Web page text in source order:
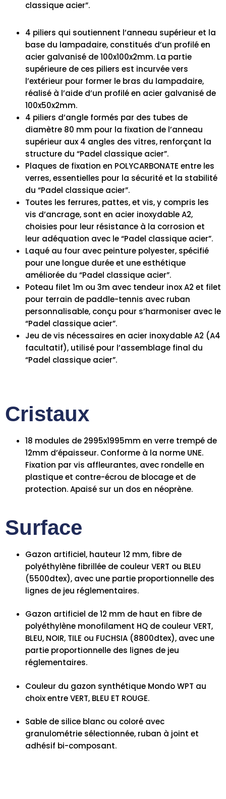
classique acier”.
4 piliers qui soutiennent l’anneau supérieur et la
base du lampadaire, constitués d’un profilé en
acier galvanisé de 100x100x2mm. La partie
supérieure de ces piliers est incurvée vers
l’extérieur pour former le bras du lampadaire,
réalisé à l’aide d’un profilé en acier galvanisé de
100x50x2mm.
4 piliers d’angle formés par des tubes de
diamètre 80 mm pour la fixation de l’anneau
supérieur aux 4 angles des vitres, renforçant la
structure du “Padel classique acier”.
Plaques de fixation en POLYCARBONATE entre les
verres, essentielles pour la sécurité et la stabilité
du “Padel classique acier”.
Toutes les ferrures, pattes, et vis, y compris les
vis d’ancrage, sont en acier inoxydable A2,
choisies pour leur résistance à la corrosion et
leur adéquation avec le “Padel classique acier”.
Laqué au four avec peinture polyester, spécifié
pour une longue durée et une esthétique
améliorée du “Padel classique acier”.
Poteau filet 1m ou 3m avec tendeur inox A2 et filet
pour terrain de paddle-tennis avec ruban
personnalisable, conçu pour s’harmoniser avec le
“Padel classique acier”.
Jeu de vis nécessaires en acier inoxydable A2 (A4
facultatif), utilisé pour l’assemblage final du
“Padel classique acier”.
Cristaux
18 modules de 2995x1995mm en verre trempé de
12mm d’épaisseur. Conforme à la norme UNE.
Fixation par vis affleurantes, avec rondelle en
plastique et contre-écrou de blocage et de
protection. Apaisé sur un dos en néoprène.
Surface
Gazon artificiel, hauteur 12 mm, fibre de
polyéthylène fibrillée de couleur VERT ou BLEU
(5500dtex), avec une partie proportionnelle des
lignes de jeu réglementaires.
Gazon artificiel de 12 mm de haut en fibre de
polyéthylène monofilament HQ de couleur VERT,
BLEU, NOIR, TILE ou FUCHSIA (8800dtex), avec une
partie proportionnelle des lignes de jeu
réglementaires.
Couleur du gazon synthétique Mondo WPT au
choix entre VERT, BLEU ET ROUGE.
Sable de silice blanc ou coloré avec
granulométrie sélectionnée, ruban à joint et
adhésif bi-composant.